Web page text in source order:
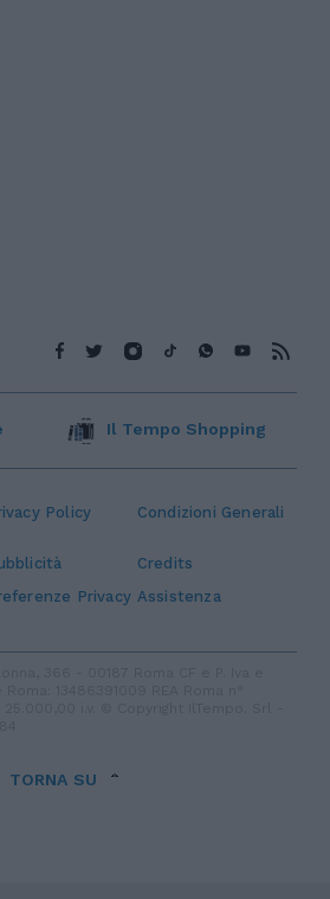
Policy Condizioni Generali
Credits
Privacy Assistenza
Il Tempo Shopping
TORNA SU